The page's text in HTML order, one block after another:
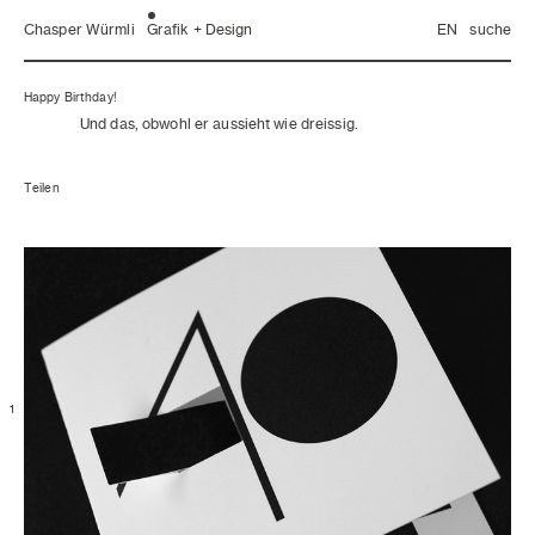
Chasper Würmli Grafik + Design suche
EN
Happy Birthday!
Und das, obwohl er aussieht wie dreissig.
Teilen